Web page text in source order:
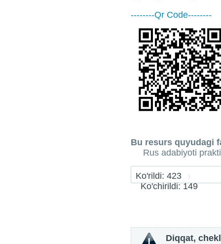
--------Qr Code--------
Bu resurs quyudagi
Rus adabiyoti
Ko'rildi: 423
Ko'chirildi: 149
Diqqat,